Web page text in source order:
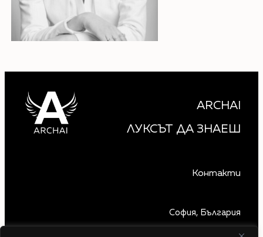
ARCHAI
ЛУКСЪТ ДА ЗНАЕШ
Контакти
София, България